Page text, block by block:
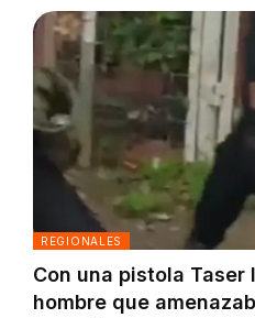
REGIONALES
Con una pistola Taser
hombre que